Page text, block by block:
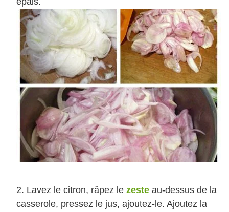
Lavez le citron, râpez le zeste au-dessus de la
casserole, pressez le jus, ajoutez-le. Ajoutez la